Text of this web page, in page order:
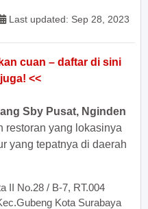
Last updated: Sep 28, 2023
cuan – daftar di sini
<<
Sby Pusat, Nginden
restoran yang lokasinya
yang tepatnya di daerah
II No.28 / B-7, RT.004
Kota Surabaya